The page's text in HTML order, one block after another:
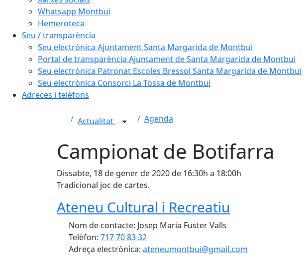
Whatsapp Montbui
Hemeroteca
Seu / transparència
Seu electrònica Ajuntament Santa Margarida de Montbui
Portal de transparència Ajuntament de Santa Margarida de Montbui
Seu electrònica Patronat Escoles Bressol Santa Margarida de Montbui
Seu electrònica Consorci La Tossa de Montbui
Adreces i telèfons
Actualitat Agenda
Campionat de Botifarra
Dissabte, 18 de gener de 2020 de 16:30h a 18:00h
Tradicional joc de cartes.
Ateneu Cultural i Recreatiu
Nom de contacte: Josep Maria Fuster Valls
Telèfon: 717 70 83 32
Adreça electrònica: ateneumontbui@gmail.com